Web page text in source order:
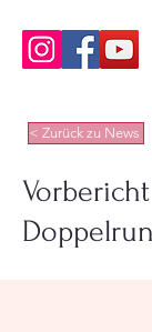
< Zurück zu News